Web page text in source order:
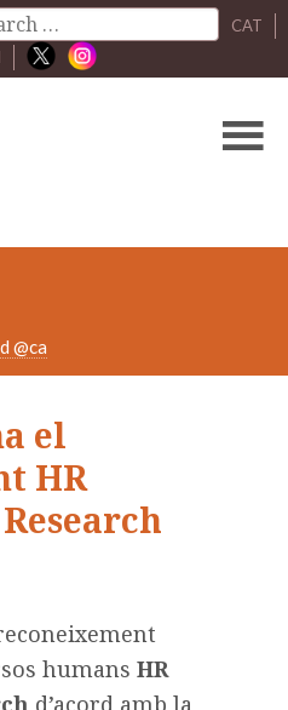
CAT
@ca
el
HR
humansHR
d’acord amb la